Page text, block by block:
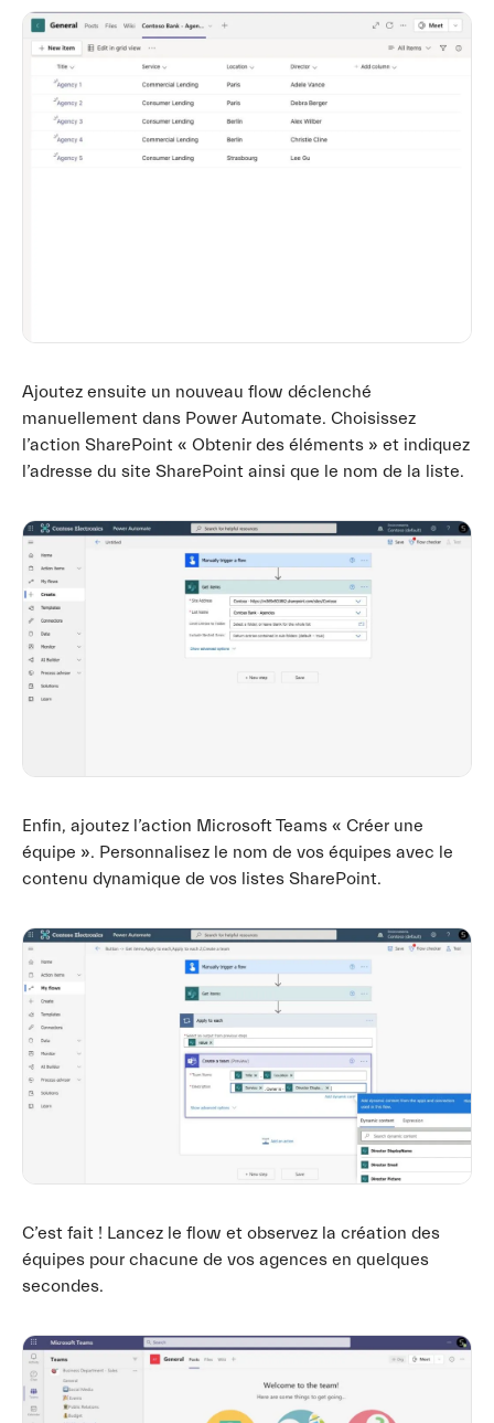
Ajoutez ensuite un nouveau flow déclenché
manuellement dans Power Automate. Choisissez
l’action SharePoint « Obtenir des éléments » et indiquez
l’adresse du site SharePoint ainsi que le nom de la liste.
Enfin, ajoutez l’action Microsoft Teams « Créer une
équipe ». Personnalisez le nom de vos équipes avec le
contenu dynamique de vos listes SharePoint.
C’est fait ! Lancez le flow et observez la création des
équipes pour chacune de vos agences en quelques
secondes.